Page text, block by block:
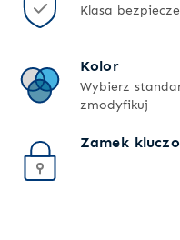
Klasa
Kolor
Wybierz
zmodyfikuj
Zamek